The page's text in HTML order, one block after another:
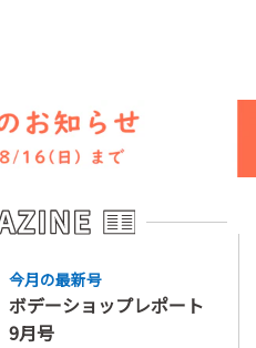
今月の最新号
ボデーショップレポート
9月号